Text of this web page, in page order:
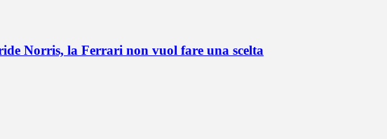
Norris, la Ferrari non vuol fare una scelta